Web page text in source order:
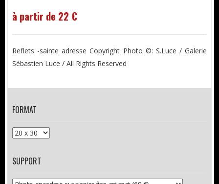
à partir de 22 €
Reflets -sainte adresse Copyright Photo ©: S.Luce / Galerie
Sébastien Luce / All Rights Reserved
FORMAT
SUPPORT